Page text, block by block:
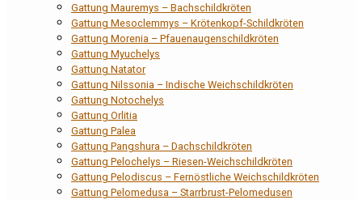
Gattung Mauremys – Bachschildkröten
Gattung Mesoclemmys – Krötenkopf-Schildkröten
Gattung Morenia – Pfauenaugenschildkröten
Gattung Myuchelys
Gattung Natator
Gattung Nilssonia – Indische Weichschildkröten
Gattung Notochelys
Gattung Orlitia
Gattung Palea
Gattung Pangshura – Dachschildkröten
Gattung Pelochelys – Riesen-Weichschildkröten
Gattung Pelodiscus – Fernöstliche Weichschildkröten
Gattung Pelomedusa – Starrbrust-Pelomedusen